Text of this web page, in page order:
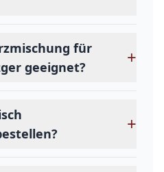
für
geeignet?
+
+